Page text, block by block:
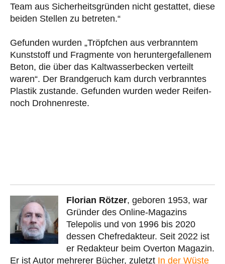
Team aus Sicherheitsgründen nicht gestattet, diese
beiden Stellen zu betreten.“
Gefunden wurden „Tröpfchen aus verbranntem
Kunststoff und Fragmente von heruntergefallenem
Beton, die über das Kaltwasserbecken verteilt
waren“. Der Brandgeruch kam durch verbranntes
Plastik zustande. Gefunden wurden weder Reifen-
noch Drohnenreste.
Florian Rötzer, geboren 1953, war
Gründer des Online-Magazins
Telepolis und von 1996 bis 2020
dessen Chefredakteur. Seit 2022 ist
er Redakteur beim Overton Magazin.
Er ist Autor mehrerer Bücher, zuletzt In der Wüste